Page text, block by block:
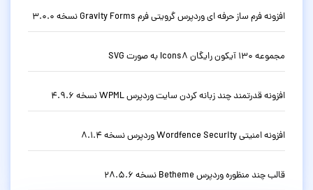
افزونه فرم ساز حرفه ای وردپرس گرویتی فرم Gravity Forms نسخه 3.0.0
مجموعه 130 آیکون رایگان Icons8 به صورت SVG
افزونه قدرتمند چند زبانه کردن سایت وردپرس WPML نسخه 4.9.6
افزونه امنیتی Wordfence Security وردپرس نسخه 8.1.4
قالب چند منظوره وردپرس Betheme نسخه 28.5.6